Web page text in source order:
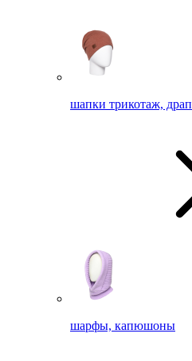
шапки трикотаж, драп
шарфы, капюшоны